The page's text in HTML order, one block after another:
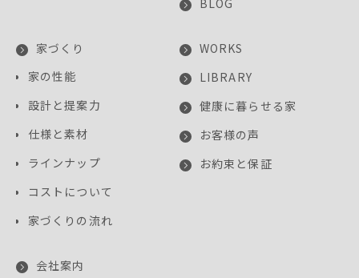
BLOG
家づくり
家の性能
設計と提案力
仕様と素材
ラインナップ
コストについて
家づくりの流れ
WORKS
LIBRARY
健康に暮らせる家
お客様の声
お約束と保証
会社案内